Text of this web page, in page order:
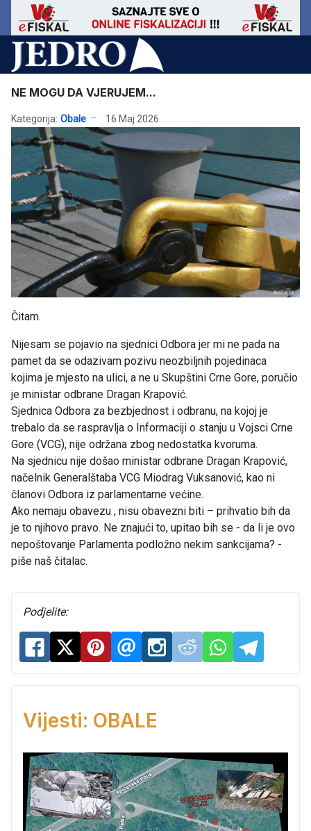
NE MOGU DA VJERUJEM...
Kategorija: Obale 16 Maj 2026
Čitam.
Nijesam se pojavio na sjednici Odbora jer mi ne pada na
pamet da se odazivam pozivu neozbiljnih pojedinaca
kojima je mjesto na ulici, a ne u Skupštini Crne Gore, poručio
je ministar odbrane Dragan Krapović.
Sjednica Odbora za bezbjednost i odbranu, na kojoj je
trebalo da se raspravlja o Informaciji o stanju u Vojsci Crne
Gore (VCG), nije održana zbog nedostatka kvoruma.
Na sjednicu nije došao ministar odbrane Dragan Krapović,
načelnik Generalštaba VCG Miodrag Vuksanović, kao ni
članovi Odbora iz parlamentarne većine.
Ako nemaju obavezu , nisu obavezni biti – prihvatio bih da
je to njihovo pravo. Ne znajući to, upitao bih se - da li je ovo
nepoštovanje Parlamenta podložno nekim sankcijama? -
piše naš čitalac.
Podjelite:
Vijesti: OBALE